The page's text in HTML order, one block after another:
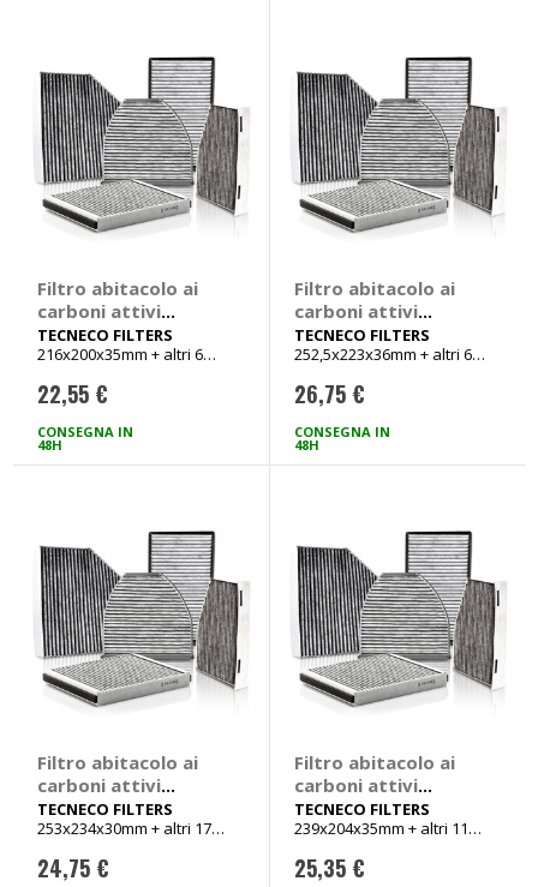
Filtro abitacolo ai
carboni attivi
Carbon Air -
TECNECO FILTERS
Logan, Sandero,
Nissan Juke, Micra,
Renault Capture,
Clio IV, Clio V
TECNECO FILTERS
216x200x35mm + altri 6
22,55 €
CONSEGNA IN
48H
Filtro abitacolo ai
carboni attivi
Carbon Air -
TECNECO FILTERS
V, Ibiza VI, Toledo,
Skoda Fabia,
Roomster,
Volkswagen Polo V,
TECNECO FILTERS
252,5x223x36mm + altri 6
26,75 €
CONSEGNA IN
48H
Filtro abitacolo ai
carboni attivi
Carbon Air -
TECNECO FILTERS
Seat Ateca, Leon,
TECNECO FILTERS
253x234x30mm + altri 17
24,75 €
Filtro abitacolo ai
carboni attivi
Carbon Air -
TECNECO FILTERS
Cruze, Malibu,
TECNECO FILTERS
239x204x35mm + altri 11
25,35 €